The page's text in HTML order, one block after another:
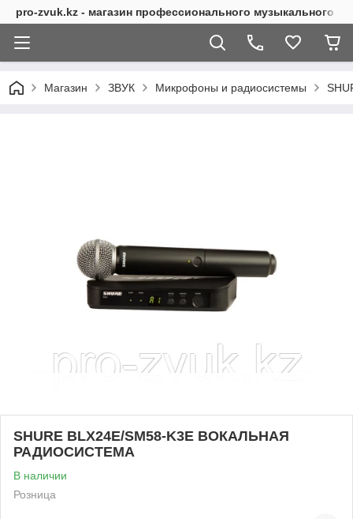
pro-zvuk.kz - магазин профессионального музыкального
Магазин ЗВУК Микрофоны и радиосистемы
SHURE BLX24E/SM58-K3E ВОКАЛЬНАЯ
РАДИОСИСТЕМА
В наличии
Розница